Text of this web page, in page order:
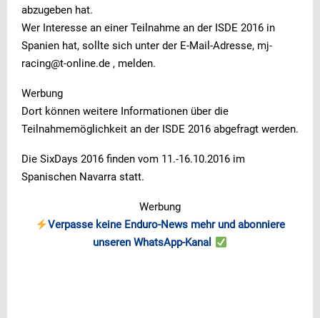
abzugeben hat.
Wer Interesse an einer Teilnahme an der ISDE 2016 in
Spanien hat, sollte sich unter der E-Mail-Adresse, mj-
racing@t-online.de , melden.
Werbung
Dort können weitere Informationen über die
Teilnahmemöglichkeit an der ISDE 2016 abgefragt werden.
Die SixDays 2016 finden vom 11.-16.10.2016 im
Spanischen Navarra statt.
Werbung
Verpasse keine Enduro-News mehr und abonniere
unseren WhatsApp-Kanal